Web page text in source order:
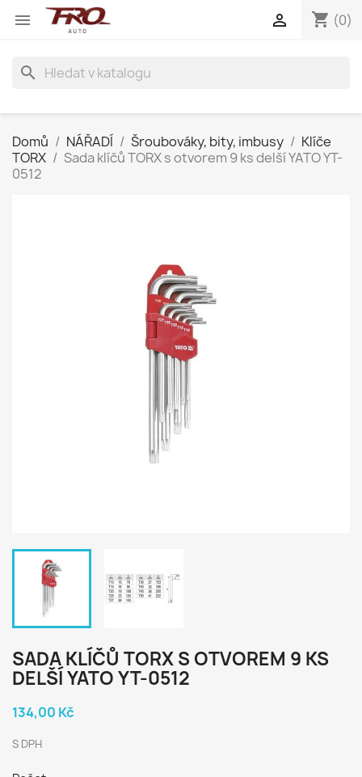
 shopping_cart (0)

search
Domů NÁŘADÍ Šroubováky, bity, imbusy
Klíče
TORX
Sada klíčů TORX s otvorem 9 ks delší YATO YT-
0512
SADA KLÍČŮ TORX S OTVOREM 9 KS
DELŠÍ YATO YT-0512
134,00 Kč
S DPH